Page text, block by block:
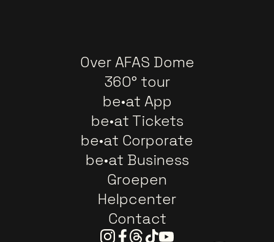
Over AFAS Dome
360° tour
be•at App
be•at Tickets
be•at Corporate
be•at Business
Groepen
Helpcenter
Contact
Instagram
Facebook
Threads
TiktokYoutube